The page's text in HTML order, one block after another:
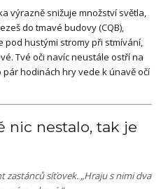
výrazně snižuje množství světla,
do tmavé budovy (CQB),
hustými stromy při stmívání,
Tvé oči navíc neustále ostří na
hodinách hry vede k únavě očí
nic nestalo, tak je
zastánců síťovek. „Hraju s nimi dva